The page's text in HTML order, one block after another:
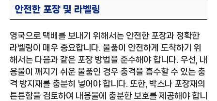
안전한 포장 및 라벨링
영국으로 택배를 보내기 위해서는 안전한 포장과 정확한
라벨링이 매우 중요합니다. 물품이 안전하게 도착하기 위
해서는 다음과 같은 포장 방법을 준수해야 합니다. 우선, 내
용물이 깨지기 쉬운 물품인 경우 충격을 흡수할 수 있는 충
격 방지재를 충분히 넣어야 합니다. 또한, 박스나 포장재의
튼튼함을 검토하여 내용물에 충분한 보호를 제공해야 합니